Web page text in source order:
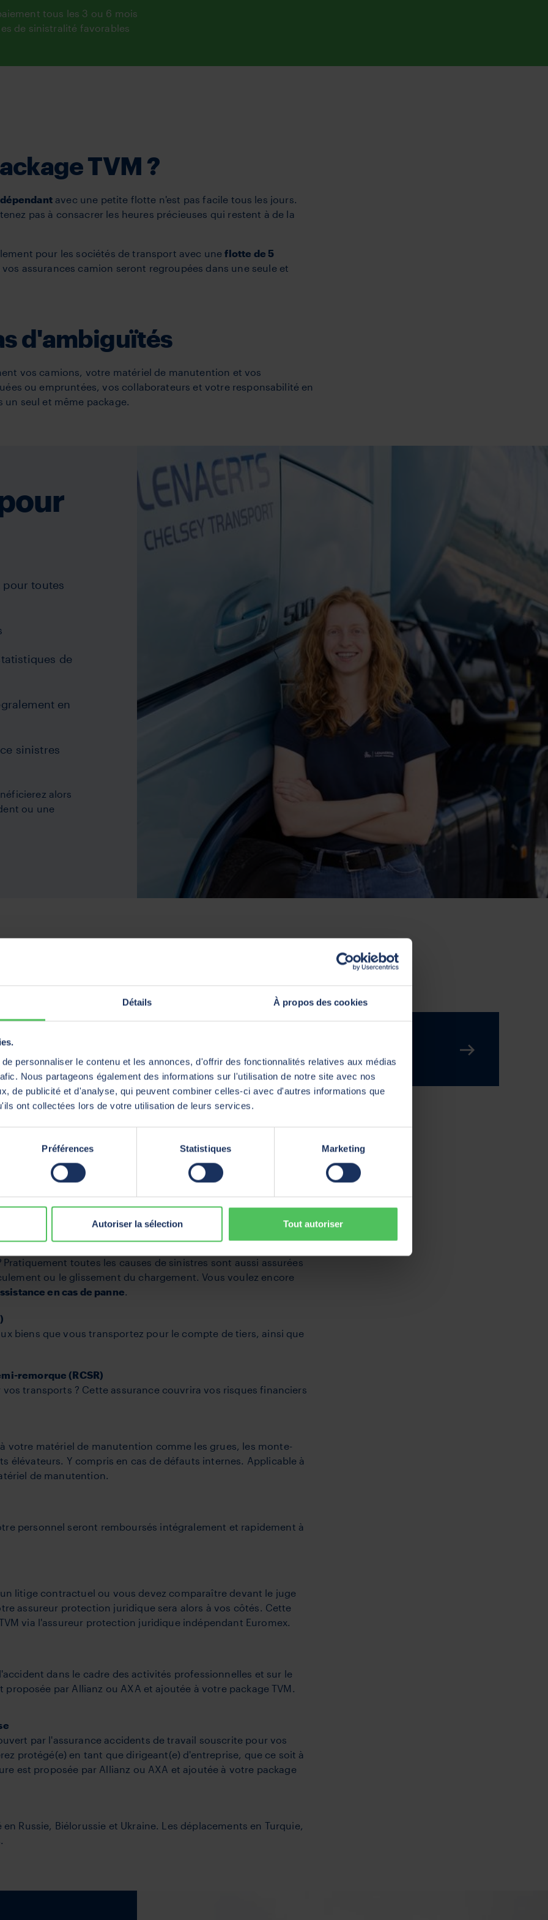
Détails À propos des cookies
personnaliser le contenu et les annonces, d'offrir des fonctionnalités relatives aux médias
Nous partageons également des informations sur l'utilisation de notre site avec nos
de publicité et d'analyse, qui peuvent combiner celles-ci avec d'autres informations que
ont collectées lors de votre utilisation de leurs services.
Préférences Statistiques Marketing
Autoriser la sélection Tout autoriser
tous les 3 ou 6 mois
de sinistralité favorables
TVM ?
avec une petite flotte n'est pas facile tous les jours.
pas à consacrer les heures précieuses qui restent à de la
pour les sociétés de transport avec uneflotte de 5
assurances camion seront regroupées dans une seule et
d'ambiguïtés
vos camions, votre matériel de manutention et vos
ou empruntées, vos collaborateurs et votre responsabilité en
seul et même package.
pour toutes
de
en
sinistres
alors
ou une
votre courtier !
vous aidons à en trouver un
l'assurance responsabilité obligatoire pour les dommages à
aussi en cas d'accident entre vos propres véhicules.
omnium. Saviez-vous que les frais de dépannage et de
toutes les causes de sinistres sont aussi assurées
ou le glissement du chargement. Vous voulez encore
en cas de panne.
biens que vous transportez pour le compte de tiers, ainsi que
remorque (RCSR)
transports ? Cette assurance couvrira vos risques financiers
votre matériel de manutention comme les grues, les monte-
élévateurs. Y compris en cas de défauts internes. Applicable à
de manutention.
personnel seront remboursés intégralement et rapidement à
litige contractuel ou vous devez comparaître devant le juge
assureur protection juridique sera alors à vos côtés. Cette
via l'assureur protection juridique indépendant Euromex.
dans le cadre des activités professionnelles et sur le
par Allianz ou AXA et ajoutée à votre package TVM.
par l'assurance accidents de travail souscrite pour vos
protégé(e) en tant que dirigeant(e) d'entreprise, que ce soit à
est proposée par Allianz ou AXA et ajoutée à votre package
Russie, Biélorussie et Ukraine. Les déplacements en Turquie,